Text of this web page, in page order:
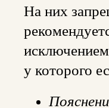
На них
у которого